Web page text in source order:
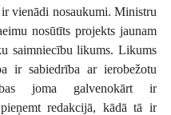
vienādi nosaukumi. Ministru
nosūtīts projekts jaunam
saimniecību likums. Likums
ir sabiedrība ar ierobežotu
joma galvenokārt ir
redakcijā, kādā tā ir